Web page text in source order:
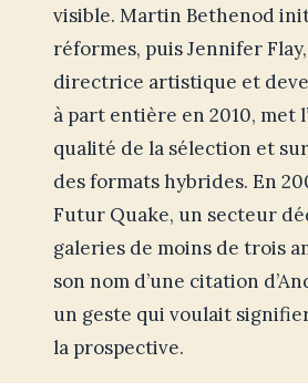
visible. Martin Bethenod
réformes, puis Jennifer
directrice artistique et
à part entière en 2010, met
qualité de la sélection et
des formats hybrides. En
Futur Quake, un secteur
galeries de moins de trois
son nom d’une citation
un geste qui voulait
la prospective.